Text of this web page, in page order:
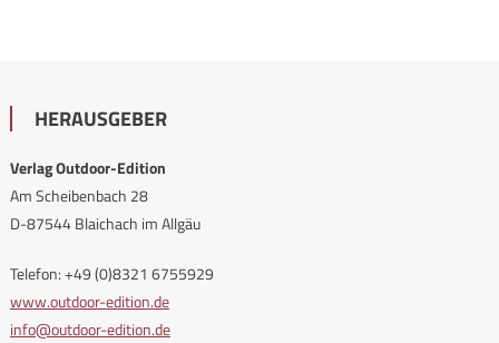
HERAUSGEBER
Verlag Outdoor-Edition
Am Scheibenbach 28
D-87544 Blaichach im Allgäu
Telefon: +49 (0)8321 6755929
www.outdoor-edition.de
info@outdoor-edition.de